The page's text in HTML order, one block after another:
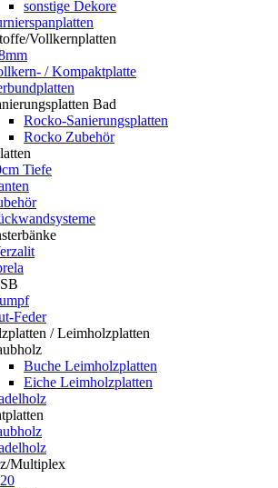
sonstige Dekore
Vollkernplatten
/ Kompaktplatte
Bad
Rocko-Sanierungsplatten
Rocko Zubehör
Tiefe
Feder
/ Leimholzplatten
Buche Leimholzplatten
Eiche Leimholzplatten
Multiplex